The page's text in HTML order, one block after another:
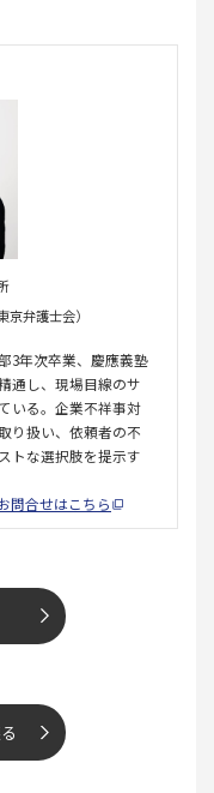
京弁護士会）
3年次卒業、慶應義塾
通し、現場目線のサ
いる。企業不祥事対
り扱い、依頼者の不
トな選択肢を提示す
問合せはこちら